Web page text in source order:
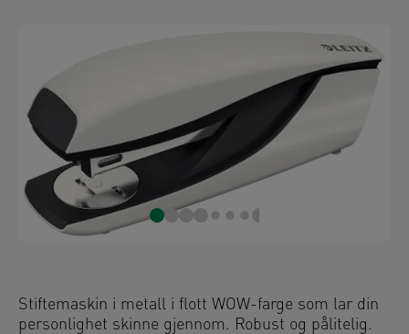
Stiftemaskin i metall i flott WOW-farge som lar din
personlighet skinne gjennom. Robust og pålitelig.